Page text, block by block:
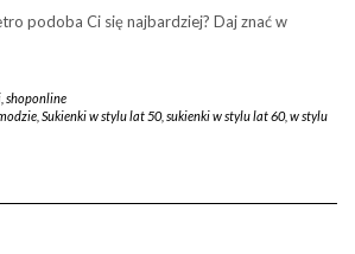
podoba Ci się najbardziej? Daj znać w
, shoponline
, Sukienki w stylu lat 50, sukienki w stylu lat 60, w stylu